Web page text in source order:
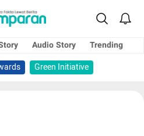
Audio Story
Trending
Green Initiative